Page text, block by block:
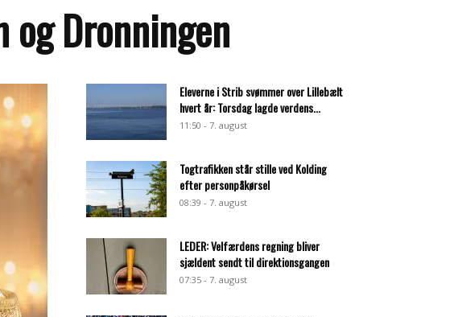
Dronningen
Eleverne i Strib svømmer over Lillebælt
hvert år: Torsdag lagde verdens...
11:50 - 7. august
Togtrafikken står stille ved Kolding
efter personpåkørsel
08:39 - 7. august
LEDER: Velfærdens regning bliver
sjældent sendt til direktionsgangen
07:35 - 7. august